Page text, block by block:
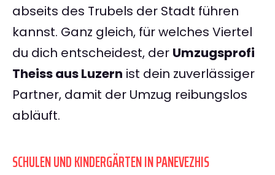
abseits des Trubels der Stadt führen
kannst. Ganz gleich, für welches Viertel
du dich entscheidest, der Umzugsprofi
Theiss aus Luzern ist dein zuverlässiger
Partner, damit der Umzug reibungslos
abläuft.
SCHULEN UND KINDERGÄRTEN IN PANEVEZHIS